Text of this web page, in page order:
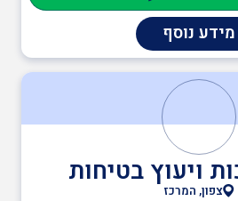
בטיחות
בטיחות בבניה
, מהנדס מבנים קונסטרוקטור ,
בטיחות , מהנדסים והנדסאים
מידע נוסף
ויעוץ בטיחות
צפון, המרכז